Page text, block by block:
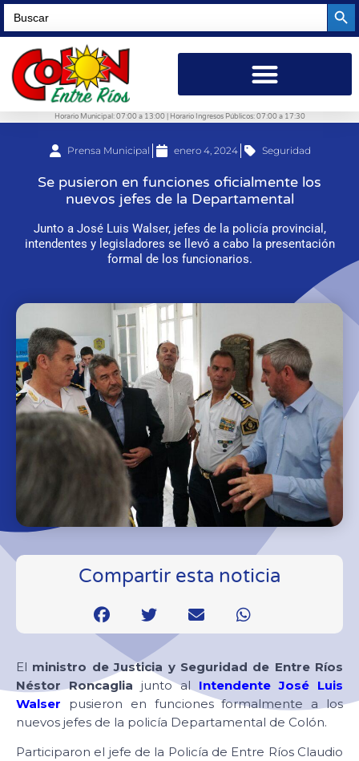
Search
for:
Horario Municipal: 07:00 a 13:00 | Horario Ingresos Públicos: 07:00 a 17:30
Prensa Municipal enero 4, 2024 Seguridad
Se pusieron en funciones oficialmente los
nuevos jefes de la Departamental
Junto a José Luis Walser, jefes de la policía provincial,
intendentes y legisladores se llevó a cabo la presentación
formal de los funcionarios.
Compartir esta noticia
El ministro de Justicia y Seguridad de Entre Ríos
Néstor Roncaglia junto al Intendente José Luis
Walser pusieron en funciones formalmente a los
nuevos jefes de la policía Departamental de Colón.
Participaron el jefe de la Policía de Entre Ríos Claudio